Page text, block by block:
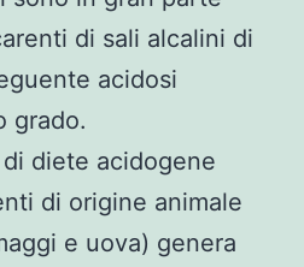
di sali alcalini di
acidosi
grado.
diete acidogene
di origine animale
e uova) genera